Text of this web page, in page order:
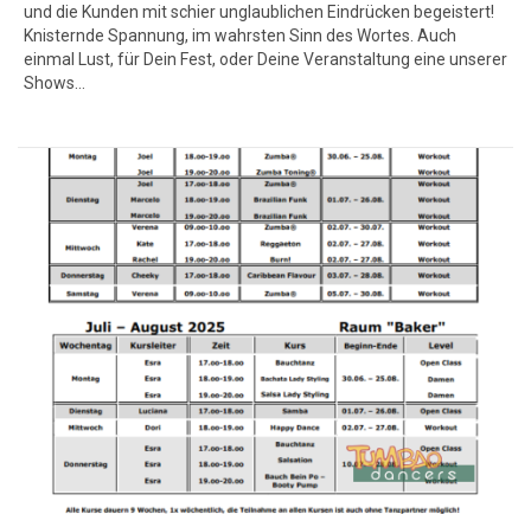
und die Kunden mit schier unglaublichen Eindrücken begeistert!
Knisternde Spannung, im wahrsten Sinn des Wortes. Auch
einmal Lust, für Dein Fest, oder Deine Veranstaltung eine unserer
Shows…